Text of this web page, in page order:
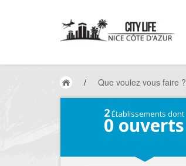
/ Que voulez vous faire ?
2Établissements dont
0 ouverts